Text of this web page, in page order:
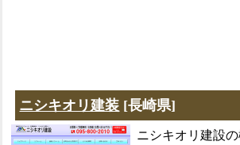
ニシキオリ建装 [長崎県]
ニシキオリ建設